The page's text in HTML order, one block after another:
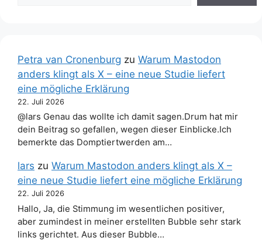
Petra van Cronenburg zu Warum Mastodon
anders klingt als X – eine neue Studie liefert
eine mögliche Erklärung
22. Juli 2026
@lars Genau das wollte ich damit sagen.Drum hat mir
dein Beitrag so gefallen, wegen dieser Einblicke.Ich
bemerkte das Domptiertwerden am…
lars zu Warum Mastodon anders klingt als X –
eine neue Studie liefert eine mögliche Erklärung
22. Juli 2026
Hallo, Ja, die Stimmung im wesentlichen positiver,
aber zumindest in meiner erstellten Bubble sehr stark
links gerichtet. Aus dieser Bubble…